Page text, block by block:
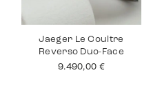
Jaeger Le Coultre
Reverso Duo-Face
9.490,00 €